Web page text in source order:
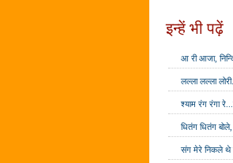
इन्हें भी पढ़ें
आ री आजा,
लल्ला लल्ला
श्याम रंग रंगा
धितंग धितंग
संग मेरे निकले थे